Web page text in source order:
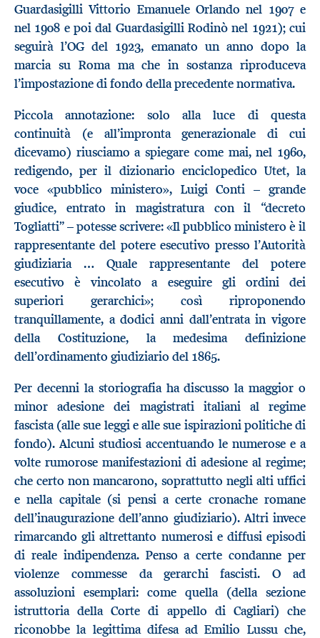
Guardasigilli Vittorio Emanuele Orlando nel 1907 e
nel 1908 e poi dal Guardasigilli Rodinò nel 1921); cui
seguirà l’OG del 1923, emanato un anno dopo la
marcia su Roma ma che in sostanza riproduceva
l’impostazione di fondo della precedente normativa.
Piccola annotazione: solo alla luce di questa
continuità (e all’impronta generazionale di cui
dicevamo) riusciamo a spiegare come mai, nel 1960,
redigendo, per il dizionario enciclopedico Utet, la
voce «pubblico ministero», Luigi Conti – grande
giudice, entrato in magistratura con il “decreto
Togliatti” – potesse scrivere: «Il pubblico ministero è il
rappresentante del potere esecutivo presso l’Autorità
giudiziaria … Quale rappresentante del potere
esecutivo è vincolato a eseguire gli ordini dei
superiori gerarchici»; così riproponendo
tranquillamente, a dodici anni dall’entrata in vigore
della Costituzione, la medesima definizione
dell’ordinamento giudiziario del 1865.
Per decenni la storiografia ha discusso la maggior o
minor adesione dei magistrati italiani al regime
fascista (alle sue leggi e alle sue ispirazioni politiche di
fondo). Alcuni studiosi accentuando le numerose e a
volte rumorose manifestazioni di adesione al regime;
che certo non mancarono, soprattutto negli alti uffici
e nella capitale (si pensi a certe cronache romane
dell’inaugurazione dell’anno giudiziario). Altri invece
rimarcando gli altrettanto numerosi e diffusi episodi
di reale indipendenza. Penso a certe condanne per
violenze commesse da gerarchi fascisti. O ad
assoluzioni esemplari: come quella (della sezione
istruttoria della Corte di appello di Cagliari) che
riconobbe la legittima difesa ad Emilio Lussu che,